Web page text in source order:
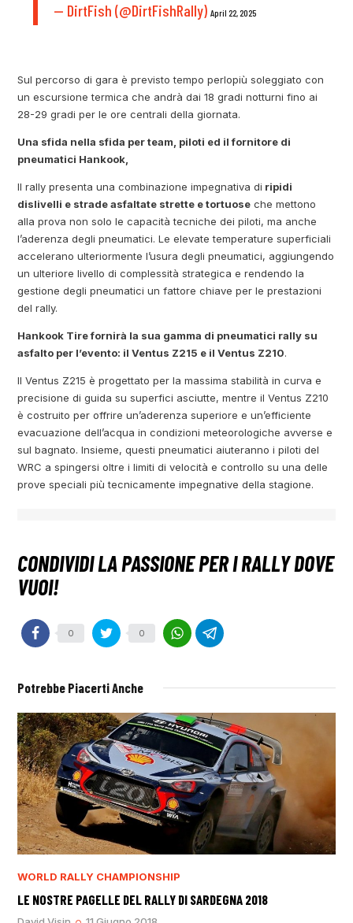
— DirtFish (@DirtFishRally)April 22, 2025
Sul percorso di gara è previsto tempo perlopiù soleggiato con
un escursione termica che andrà dai 18 gradi notturni fino ai
28-29 gradi per le ore centrali della giornata.
Una sfida nella sfida per team, piloti ed il fornitore di
pneumatici Hankook,
Il rally presenta una combinazione impegnativa di ripidi
dislivelli e strade asfaltate strette e tortuose che mettono
alla prova non solo le capacità tecniche dei piloti, ma anche
l’aderenza degli pneumatici. Le elevate temperature superficiali
accelerano ulteriormente l’usura degli pneumatici, aggiungendo
un ulteriore livello di complessità strategica e rendendo la
gestione degli pneumatici un fattore chiave per le prestazioni
del rally.
Hankook Tire fornirà la sua gamma di pneumatici rally su
asfalto per l’evento: il Ventus Z215 e il Ventus Z210.
Il Ventus Z215 è progettato per la massima stabilità in curva e
precisione di guida su superfici asciutte, mentre il Ventus Z210
è costruito per offrire un’aderenza superiore e un’efficiente
evacuazione dell’acqua in condizioni meteorologiche avverse e
sul bagnato. Insieme, questi pneumatici aiuteranno i piloti del
WRC a spingersi oltre i limiti di velocità e controllo su una delle
prove speciali più tecnicamente impegnative della stagione.
0 0
Potrebbe Piacerti Anche
WORLD RALLY CHAMPIONSHIP
LE NOSTRE PAGELLE DEL RALLY DI SARDEGNA 2018